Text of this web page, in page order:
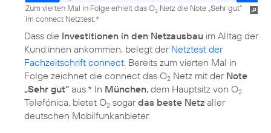
Zum vierten Mal in Folge erhielt das O2 Netz die Note „Sehr gut“
im connect Netztest.*
Dass die Investitionen in den Netzausbau im Alltag der
Kund:innen ankommen, belegt der Netztest der
Fachzeitschrift connect . Bereits zum vierten Mal in
Folge zeichnet die connect das O2 Netz mit der Note
„Sehr gut“ aus.* In München, dem Hauptsitz von O2
Telefónica, bietet O2 sogardas beste Netz aller
deutschen Mobilfunkanbieter.